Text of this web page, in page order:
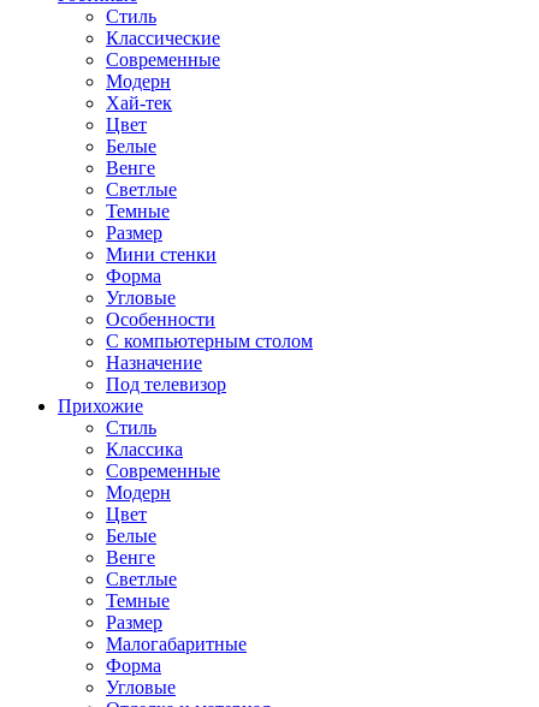
Стиль
Классические
Современные
Модерн
Хай-тек
Цвет
Белые
Венге
Светлые
Темные
Размер
Мини стенки
Форма
Угловые
Особенности
С компьютерным столом
Назначение
Под телевизор
Прихожие
Стиль
Классика
Современные
Модерн
Цвет
Белые
Венге
Светлые
Темные
Размер
Малогабаритные
Форма
Угловые